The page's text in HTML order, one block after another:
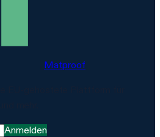
Matproof
Anmelden